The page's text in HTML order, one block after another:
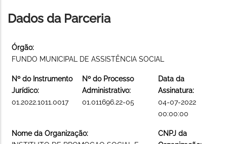
Dados da Parceria
Órgão:
FUNDO MUNICIPAL DE ASSISTÊNCIA SOCIAL
Nº do Instrumento
Jurídico:
01.2022.1011.0017
Nº do Processo
Administrativo:
01.011696.22-05
Data da
Assinatura:
04-07-2022
00:00:00
Nome da Organização:
CNPJ da